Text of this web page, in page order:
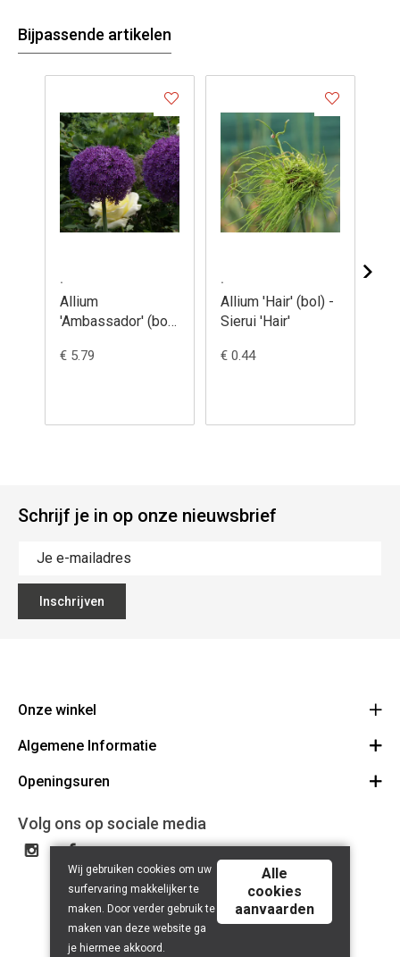
Bijpassende artikelen
.
Allium
'Ambassador' (bol)
'Ambassador'
€ 5.79
.
Allium 'Hair' (bol) -
Sierui 'Hair'
€ 0.44
Schrijf je in op onze nieuwsbrief
Inschrijven
Onze winkel
Ecoflora
1500 Halle
32(0)2.361.77.61
BE 0886.319.484
Algemene Informatie
Vacatures
Bestellen en Betalen
Bio certificaat
Nuttige links
Herroepingsrecht
Openingsuren
Maandag : gesloten
Dinsdag: 09:00 - 17:00
Woensdag: 09:00 - 17:00
Donderdag: 09:00 - 17:00
Vrijdag: 09:00 - 17:00
Zaterdag: 09:00 - 13:00
Volg ons op sociale media
Wij gebruiken cookies om uw
surfervaring makkelijker te
maken. Door verder gebruik te
maken van deze website ga
je hiermee akkoord.
Alle
cookies
aanvaarden